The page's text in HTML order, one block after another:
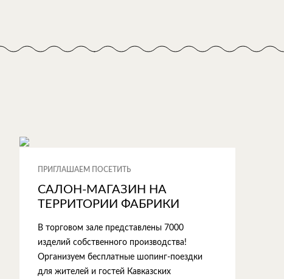
ПРИГЛАШАЕМ ПОСЕТИТЬ
САЛОН-МАГАЗИН НА
ТЕРРИТОРИИ ФАБРИКИ
В торговом зале представлены 7000
изделий собственного производства!
Организуем бесплатные шопинг-поездки
для жителей и гостей Кавказских